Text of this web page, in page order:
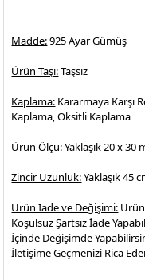
Madde:925 Ayar Gümüş
Ürün Taşı:Taşsız
Kaplama: Kararmaya Karşı
Kaplama, Oksitli Kaplama
Ürün Ölçü:Yaklaşık 20 x 30
Zincir Uzunluk:Yaklaşık 45
Ürün İade ve Değişimi:
Koşulsuz Şartsız İade
İçinde Değişimde
İletişime Geçmenizi Rica